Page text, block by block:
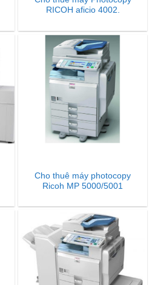
RICOH aficio 4002.
Cho thuê máy photocopy
Ricoh MP 5000/5001